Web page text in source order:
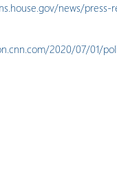
news/press-
2020/07/01/